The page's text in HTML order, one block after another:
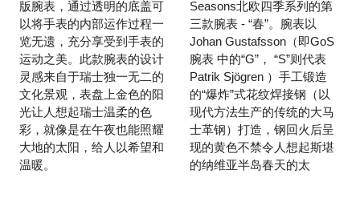
版腕表，通过透明的底盖可
以将手表的内部运作过程一
览无遗，充分享受到手表的
运动之美。此款腕表的设计
灵感来自于瑞士独一无二的
文化景观，表盘上金色的阳
光让人想起瑞士温柔的色
彩，就像是在午夜也能照耀
大地的太阳，给人以希望和
温暖。
Seasons北欧四季系列的第
三款腕表 - “春”。腕表以
Johan Gustafsson（即GoS
腕表 中的“G”， “S”则代表
Patrik Sjögren ）手工锻造
的“爆炸”式花纹焊接钢（以
现代方法生产的传统的大马
士革钢）打造，钢回火后呈
现的黄色不禁令人想起斯堪
的纳维亚半岛春天的太